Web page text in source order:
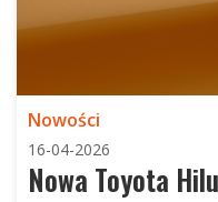
Nowości
16-04-2026
Nowa Toyota